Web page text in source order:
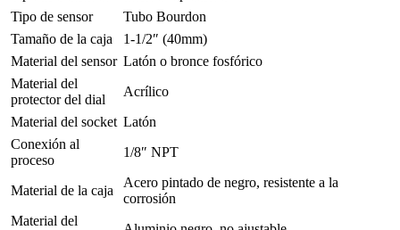
Tipo de sensor
Tubo Bourdon
Tamaño de la caja
1-1/2″ (40mm)
Material del sensor Latón o bronce fosfórico
Material del
protector del dial
Acrílico
Material del socket Latón
Conexión al
proceso
1/8″ NPT
Material de la caja
Acero pintado de negro, resistente a la
corrosión
Material del